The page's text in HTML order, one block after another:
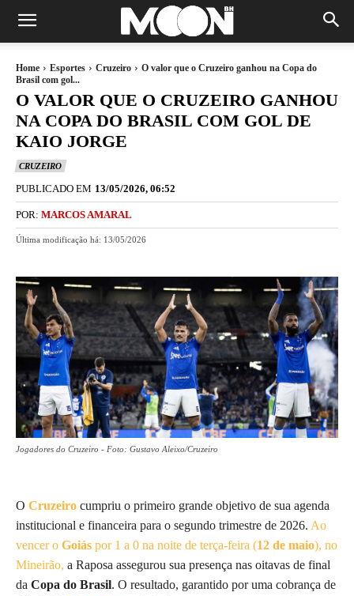
Home Esportes Cruzeiro
O valor que o Cruzeiro ganhou na Copa do
Brasil com gol...
O VALOR QUE O CRUZEIRO GANHOU
NA COPA DO BRASIL COM GOL DE
KAIO JORGE
CRUZEIRO
PUBLICADO EM 13/05/2026, 06:52
POR: MARCOS AMARAL
Última modificação há: 13/05/2026
Jogadores do Cruzeiro - Foto: Gustavo Aleixo/Cruzeiro
O Cruzeiro cumpriu o primeiro grande objetivo de sua agenda
institucional e financeira para o segundo trimestre de 2026. Ao
vencer o Goiás por 1 a 0 na noite de terça-feira (12 de maio), no
Mineirão, a Raposa assegurou sua presença nas oitavas de final
da Copa do Brasil. O resultado, garantido por uma cobrança de